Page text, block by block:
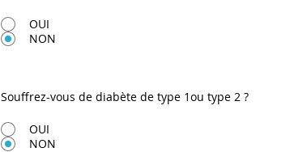
OUI
NON
Souffrez-vous de diabète de type 1ou type 2 ?
OUI
NON